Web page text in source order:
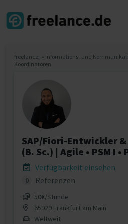
freelancer » Informations- und
Koordinatoren
SAP/Fiori-Entwickler
(B. Sc.) | Agile • PSM I •
Verfügbarkeit einsehen
0 Referenzen
50€/Stunde
65929 Frankfurt am Main
Weltweit